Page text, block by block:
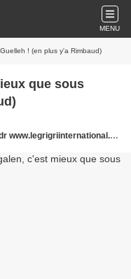
MENU
! (en plus y'a Rimbaud)
que sous